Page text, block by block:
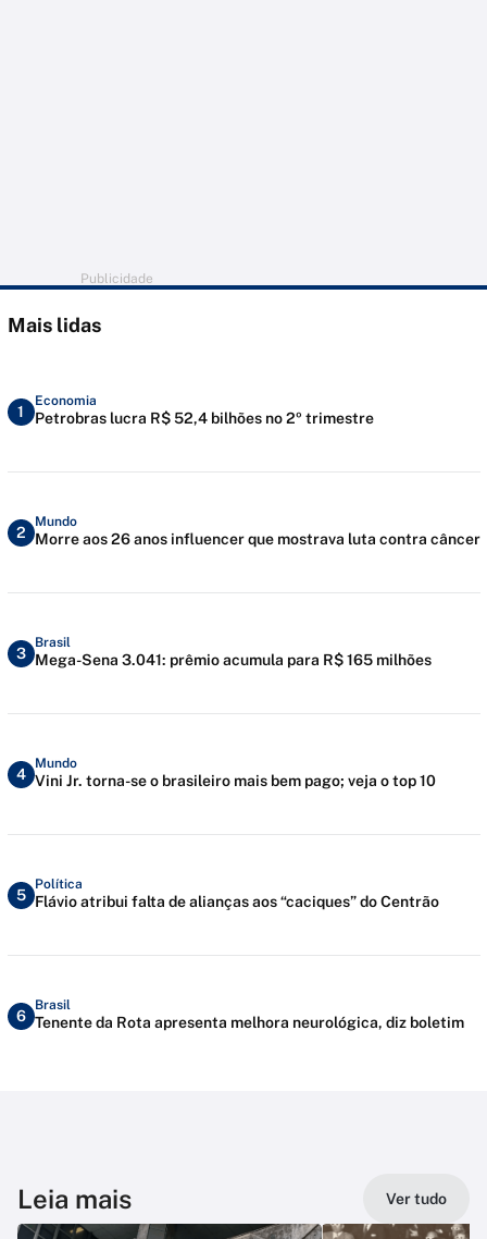
Publicidade
Mais lidas
1
Economia
Petrobras lucra R$ 52,4 bilhões no 2º trimestre
2
Mundo
Morre aos 26 anos influencer que mostrava luta contra câncer
3
Brasil
Mega-Sena 3.041: prêmio acumula para R$ 165 milhões
4
Mundo
Vini Jr. torna-se o brasileiro mais bem pago; veja o top 10
5
Política
Flávio atribui falta de alianças aos “caciques” do Centrão
6
Brasil
Tenente da Rota apresenta melhora neurológica, diz boletim
Leia mais Ver tudo